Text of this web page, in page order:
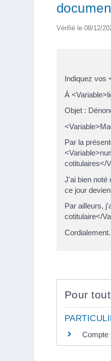
Vérifié le 08/12/
Indiquez vos
À
Objet :
Par la
cotitulaires</
J'ai bien noté
ce jour
Par ailleurs,
cotitulaire</
Cordialement.
Pour
Compte